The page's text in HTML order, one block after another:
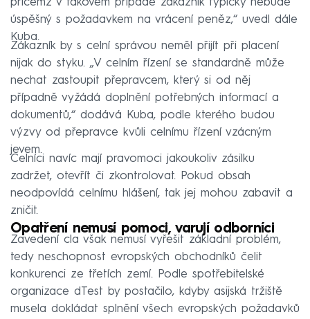
přičemž v takovém případě zákazník typicky nebude
úspěšný s požadavkem na vrácení peněz,“ uvedl dále
Kuba.
Zákazník by s celní správou neměl přijít při placení
nijak do styku. „V celním řízení se standardně může
nechat zastoupit přepravcem, který si od něj
případně vyžádá doplnění potřebných informací a
dokumentů,“ dodává Kuba, podle kterého budou
výzvy od přepravce kvůli celnímu řízení vzácným
jevem.
Celníci navíc mají pravomoci jakoukoliv zásilku
zadržet, otevřít či zkontrolovat. Pokud obsah
neodpovídá celnímu hlášení, tak jej mohou zabavit a
zničit.
Opatření nemusí pomoci, varují odborníci
Zavedení cla však nemusí vyřešit základní problém,
tedy neschopnost evropských obchodníků čelit
konkurenci ze třetích zemí. Podle spotřebitelské
organizace dTest by postačilo, kdyby asijská tržiště
musela dokládat splnění všech evropských požadavků